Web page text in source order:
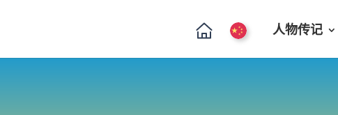
人物传记